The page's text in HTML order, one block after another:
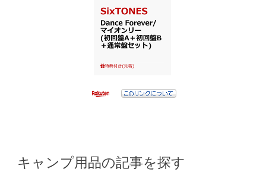
キャンプ用品の記事を探す